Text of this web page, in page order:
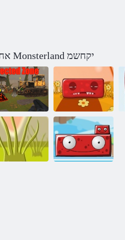
אחרון Monsterland יקחשמ
עוגנ רוזא Monsterland 3